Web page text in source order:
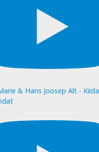
& Hans Joosep Alt - Kiida